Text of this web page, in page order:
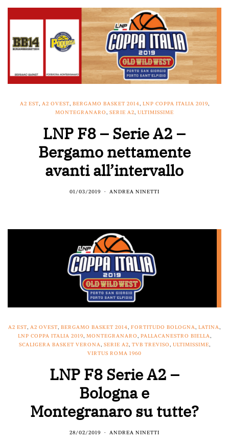
A2 EST, A2 OVEST, BERGAMO BASKET 2014, LNP COPPA ITALIA 2019,
MONTEGRANARO, SERIE A2, ULTIMISSIME
LNP F8 – Serie A2 –
Bergamo nettamente
avanti all’intervallo
01/03/2019 ANDREA NINETTI
A2 EST, A2 OVEST, BERGAMO BASKET 2014, FORTITUDO BOLOGNA, LATINA,
LNP COPPA ITALIA 2019, MONTEGRANARO, PALLACANESTRO BIELLA,
SCALIGERA BASKET VERONA, SERIE A2, TVB TREVISO, ULTIMISSIME,
VIRTUS ROMA 1960
LNP F8 Serie A2 –
Bologna e
Montegranaro su tutte?
28/02/2019 ANDREA NINETTI